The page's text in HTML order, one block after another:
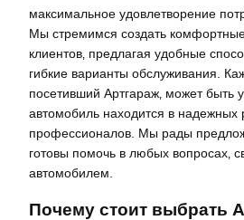
максимальное удовлетворение
Мы стремимся создать
клиентов‚ предлагая удобные
гибкие варианты обслуживания.
посетивший Артгараж‚ может быть
автомобиль находится в надежных
профессионалов. Мы рады
готовы помочь в любых вопросах‚
автомобилем.
Почему стоит выбрать